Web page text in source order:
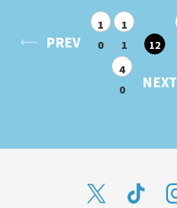
PREV
1
0
1
1
12
4
0
NEXT